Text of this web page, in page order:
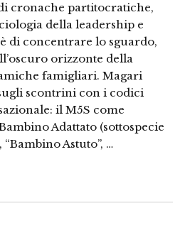
cronache partitocratiche,
della leadership e
di concentrare lo sguardo,
orizzonte della
famigliari. Magari
scontrini con i codici
il M5S come
Adattato (sottospecie
“Bambino Astuto”, …